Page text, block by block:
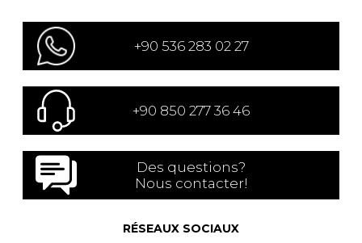
+90 536 283 02 27
+90 850 277 36 46
Des questions?
Nous contacter!
RÉSEAUX SOCIAUX